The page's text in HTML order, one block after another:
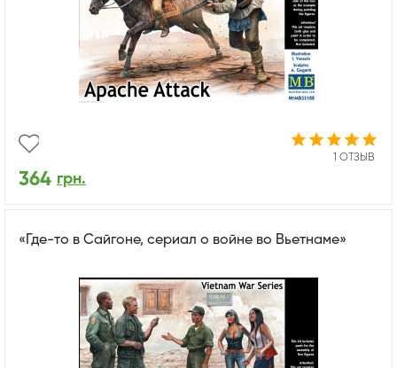
1 ОТЗЫВ
364 грн.
«Где-то в Сайгоне, сериал о войне во Вьетнаме»